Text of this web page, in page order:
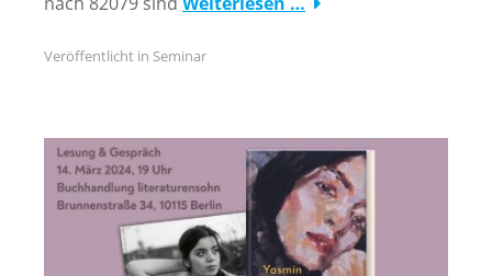
Veröffentlicht in Seminar